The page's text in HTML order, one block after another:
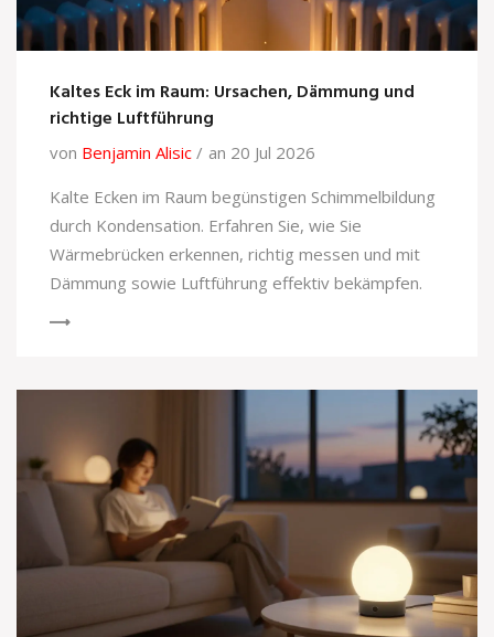
Kaltes Eck im Raum: Ursachen, Dämmung und
richtige Luftführung
von Benjamin Alisic
an 20 Jul 2026
Kalte Ecken im Raum begünstigen Schimmelbildung
durch Kondensation. Erfahren Sie, wie Sie
Wärmebrücken erkennen, richtig messen und mit
Dämmung sowie Luftführung effektiv bekämpfen.